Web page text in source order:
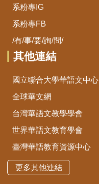
系粉專IG
系粉專FB
/有/事/要/詢/問/
其他連結
國立聯合大學華語文中心
全球華文網
台灣華語文教學學會
世界華語文教育學會
臺灣華語教育資源中心
更多其他連結